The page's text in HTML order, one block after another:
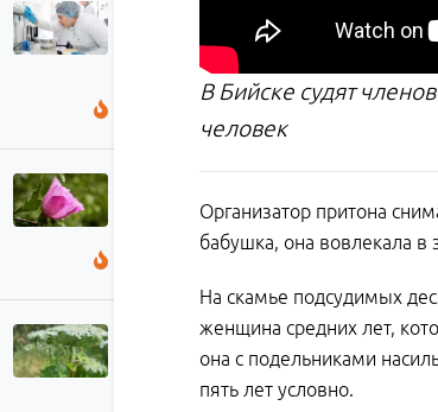
В Бийске судят
человек
Организатор притона
бабушка, она вовлекала в
На скамье подсудимых
женщина средних лет,
она с подельниками
пять лет условно.